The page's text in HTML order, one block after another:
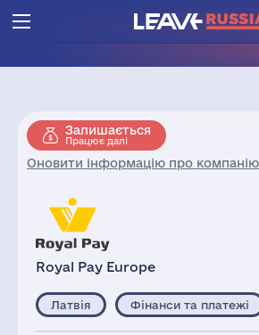
Залишається
Працює далі
Оновити інформацію про компанію
Royal Pay Europe
Латвія Фінанси та платежі